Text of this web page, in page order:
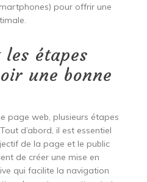
pour offrir une
les étapes
une bonne
page web, plusieurs étapes
d’abord, il est essentiel
de la page et le public
de créer une mise en
qui facilite la navigation